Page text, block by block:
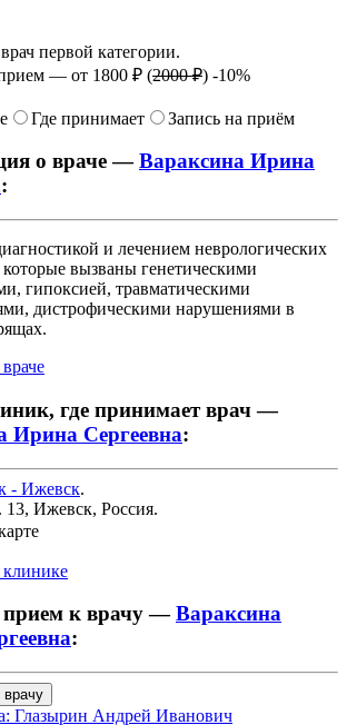
первой категории.
— от 1800 ₽ (2000 ₽) -10%
Где принимает Запись на приём
о враче —Вараксина Ирина
:
и лечением неврологических
которые вызваны генетическими
гипоксией, травматическими
дистрофическими нарушениями в
где принимает врач —
Ирина Сергеевна:
- Ижевск.
13, Ижевск, Россия.
прием к врачу —Вараксина
:
врачу